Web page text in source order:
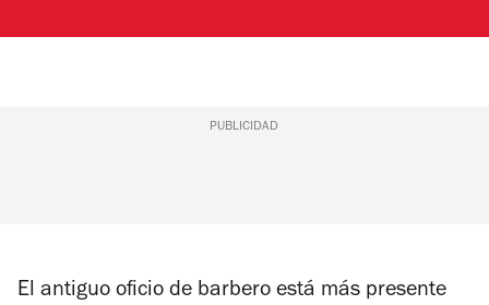
PUBLICIDAD
El antiguo oficio de barbero está más presente